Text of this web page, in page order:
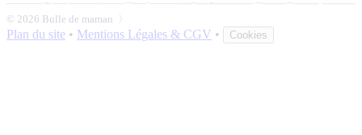
© 2026 Bulle de maman 〉
Plan du site • Mentions Légales & CGV • Cookies